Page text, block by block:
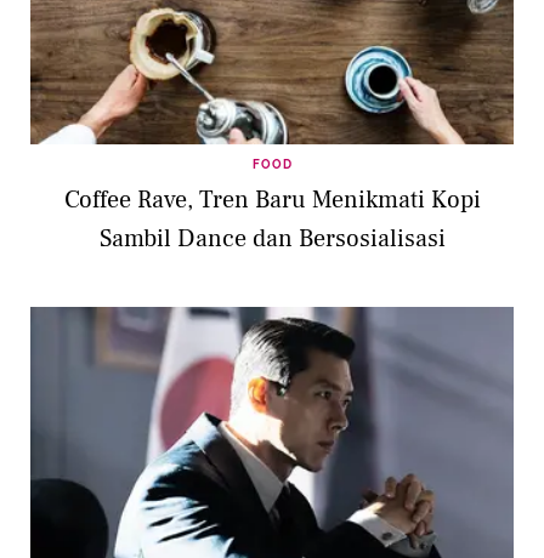
FOOD
Coffee Rave, Tren Baru Menikmati Kopi
Sambil Dance dan Bersosialisasi